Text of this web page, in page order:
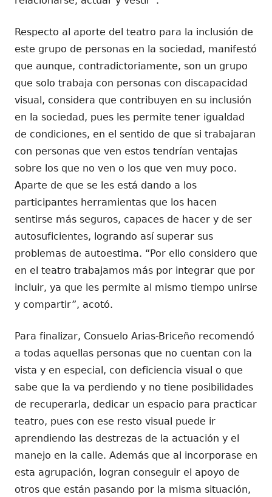
Respecto al aporte del teatro para la inclusión de
este grupo de personas en la sociedad, manifestó
que aunque, contradictoriamente, son un grupo
que solo trabaja con personas con discapacidad
visual, considera que contribuyen en su inclusión
en la sociedad, pues les permite tener igualdad
de condiciones, en el sentido de que si trabajaran
con personas que ven estos tendrían ventajas
sobre los que no ven o los que ven muy poco.
Aparte de que se les está dando a los
participantes herramientas que los hacen
sentirse más seguros, capaces de hacer y de ser
autosuficientes, logrando así superar sus
problemas de autoestima. “Por ello considero que
en el teatro trabajamos más por integrar que por
incluir, ya que les permite al mismo tiempo unirse
y compartir”, acotó.
Para finalizar, Consuelo Arias-Briceño recomendó
a todas aquellas personas que no cuentan con la
vista y en especial, con deficiencia visual o que
sabe que la va perdiendo y no tiene posibilidades
de recuperarla, dedicar un espacio para practicar
teatro, pues con ese resto visual puede ir
aprendiendo las destrezas de la actuación y el
manejo en la calle. Además que al incorporase en
esta agrupación, logran conseguir el apoyo de
otros que están pasando por la misma situación,